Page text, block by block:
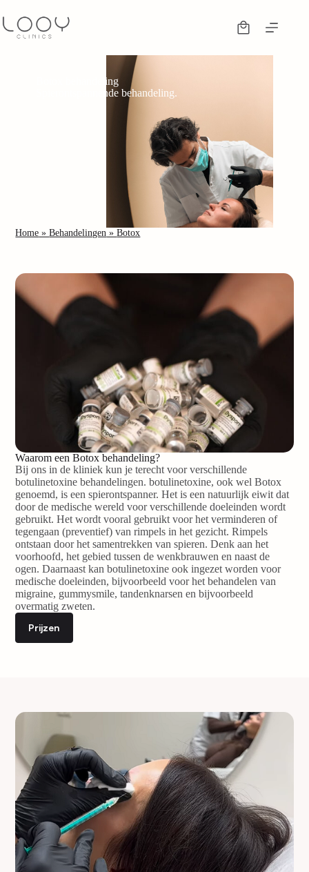
Botox behandeling
Spierontspannende behandeling.
Home »Behandelingen »Botox
Waarom een Botox behandeling?
Bij ons in de kliniek kun je terecht voor verschillende
botulinetoxine behandelingen. botulinetoxine, ook wel Botox
genoemd, is een spierontspanner. Het is een natuurlijk eiwit dat
door de medische wereld voor verschillende doeleinden wordt
gebruikt. Het wordt vooral gebruikt voor het verminderen of
tegengaan (preventief) van rimpels in het gezicht. Rimpels
ontstaan door het samentrekken van spieren. Denk aan het
voorhoofd, het gebied tussen de wenkbrauwen en naast de
ogen. Daarnaast kan botulinetoxine ook ingezet worden voor
medische doeleinden, bijvoorbeeld voor het behandelen van
migraine, gummysmile, tandenknarsen en bijvoorbeeld
overmatig zweten.
Prijzen